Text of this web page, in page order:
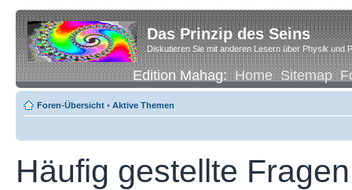
Das Prinzip des Seins
Diskutieren Sie mit anderen Lesern über Physik und
Edition Mahag:Home Sitemap
Foren-Übersicht • Aktive Themen
Häufig gestellte Fragen